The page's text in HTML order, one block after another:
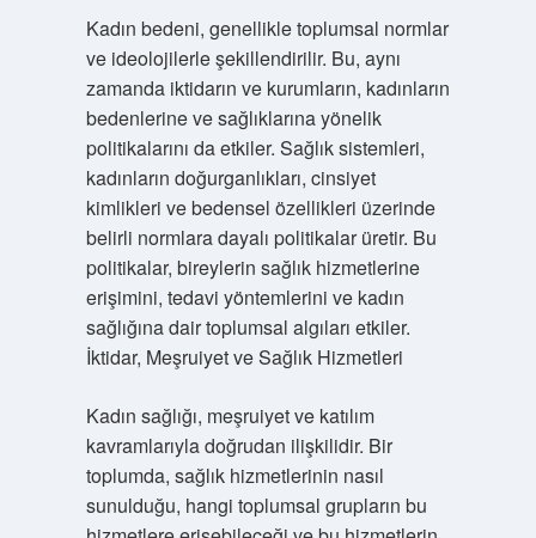
Kadın bedeni, genellikle toplumsal normlar
ve ideolojilerle şekillendirilir. Bu, aynı
zamanda iktidarın ve kurumların, kadınların
bedenlerine ve sağlıklarına yönelik
politikalarını da etkiler. Sağlık sistemleri,
kadınların doğurganlıkları, cinsiyet
kimlikleri ve bedensel özellikleri üzerinde
belirli normlara dayalı politikalar üretir. Bu
politikalar, bireylerin sağlık hizmetlerine
erişimini, tedavi yöntemlerini ve kadın
sağlığına dair toplumsal algıları etkiler.
İktidar, Meşruiyet ve Sağlık Hizmetleri
Kadın sağlığı, meşruiyet ve katılım
kavramlarıyla doğrudan ilişkilidir. Bir
toplumda, sağlık hizmetlerinin nasıl
sunulduğu, hangi toplumsal grupların bu